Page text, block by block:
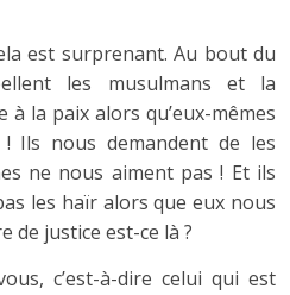
est surprenant. Au bout du
les musulmans et la
la paix alors qu’eux-mêmes
Ils nous demandent de les
ne nous aiment pas ! Et ils
les haïr alors que eux nous
de justice est-ce là ?
c’est-à-dire celui qui est